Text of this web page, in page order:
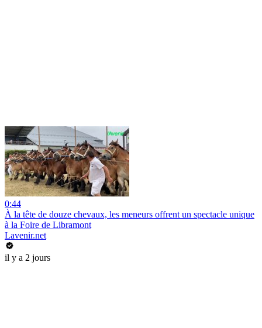
0:44
À la tête de douze chevaux, les meneurs offrent un spectacle unique
à la Foire de Libramont
Lavenir.net
il y a 2 jours